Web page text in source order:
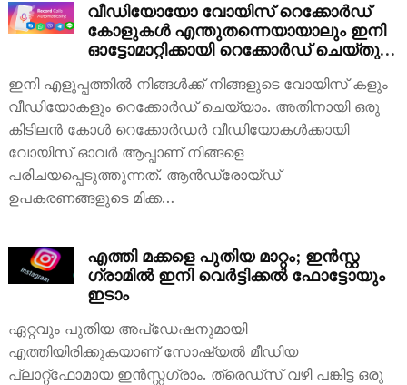
വീഡിയോയോ വോയിസ് റെക്കോർഡ്
കോളുകൾ എന്തുതന്നെയായാലും ഇനി
ഓട്ടോമാറ്റിക്കായി റെക്കോർഡ് ചെയ്തു
പരിചയപ്പെടാം
ഇനി എളുപ്പത്തിൽ നിങ്ങൾക്ക് നിങ്ങളുടെ വോയിസ് കളും
വീഡിയോകളും റെക്കോർഡ് ചെയ്യാം. അതിനായി ഒരു
കിടിലൻ കോൾ റെക്കോർഡർ വീഡിയോകൾക്കായി
വോയിസ് ഓവർ ആപ്പാണ് നിങ്ങളെ
പരിചയപ്പെടുത്തുന്നത്. ആൻഡ്രോയ്ഡ്
ഉപകരണങ്ങളുടെ മിക്ക…
എത്തി മക്കളെ പുതിയ മാറ്റം; ഇൻസ്റ്റ​
ഗ്രാമിൽ ഇനി വെർട്ടിക്കൽ ഫോട്ടോയും
ഇടാം
ഏറ്റവും പുതിയ അപ്ഡേഷനുമായി
എത്തിയിരിക്കുകയാണ് സോഷ്യൽ മീഡിയ
പ്ലാറ്റ്ഫോമായ ഇൻസ്റ്റഗ്രാം. ത്രെഡ്‌സ് വഴി പങ്കിട്ട ഒരു